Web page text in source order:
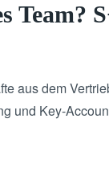
Team?
aus dem
und Key-